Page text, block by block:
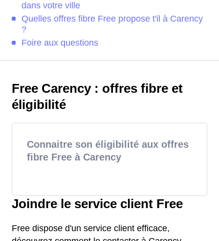
dans votre ville
Quelles offres fibre Free propose t'il à Carency
?
Foire aux questions
Free Carency : offres fibre et
éligibilité
Connaitre son éligibilité aux offres
fibre Free à Carency
Joindre le service client Free
Free dispose d'un service client efficace,